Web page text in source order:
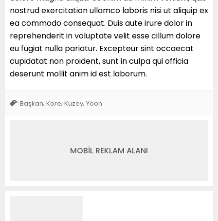
nostrud exercitation ullamco laboris nisi ut aliquip ex
ea commodo consequat. Duis aute irure dolor in
reprehenderit in voluptate velit esse cillum dolore
eu fugiat nulla pariatur. Excepteur sint occaecat
cupidatat non proident, sunt in culpa qui officia
deserunt mollit anim id est laborum.
Başkan, Kore, Kuzey, Yoon
MOBİL REKLAM ALANI